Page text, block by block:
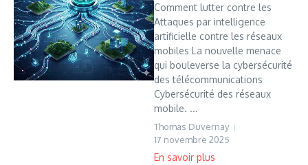
Comment lutter contre les
Attaques par intelligence
artificielle contre les réseaux
mobiles La nouvelle menace
qui bouleverse la cybersécurité
des télécommunications
Cybersécurité des réseaux
mobile. ...
Thomas Duvernay
17 novembre 2025